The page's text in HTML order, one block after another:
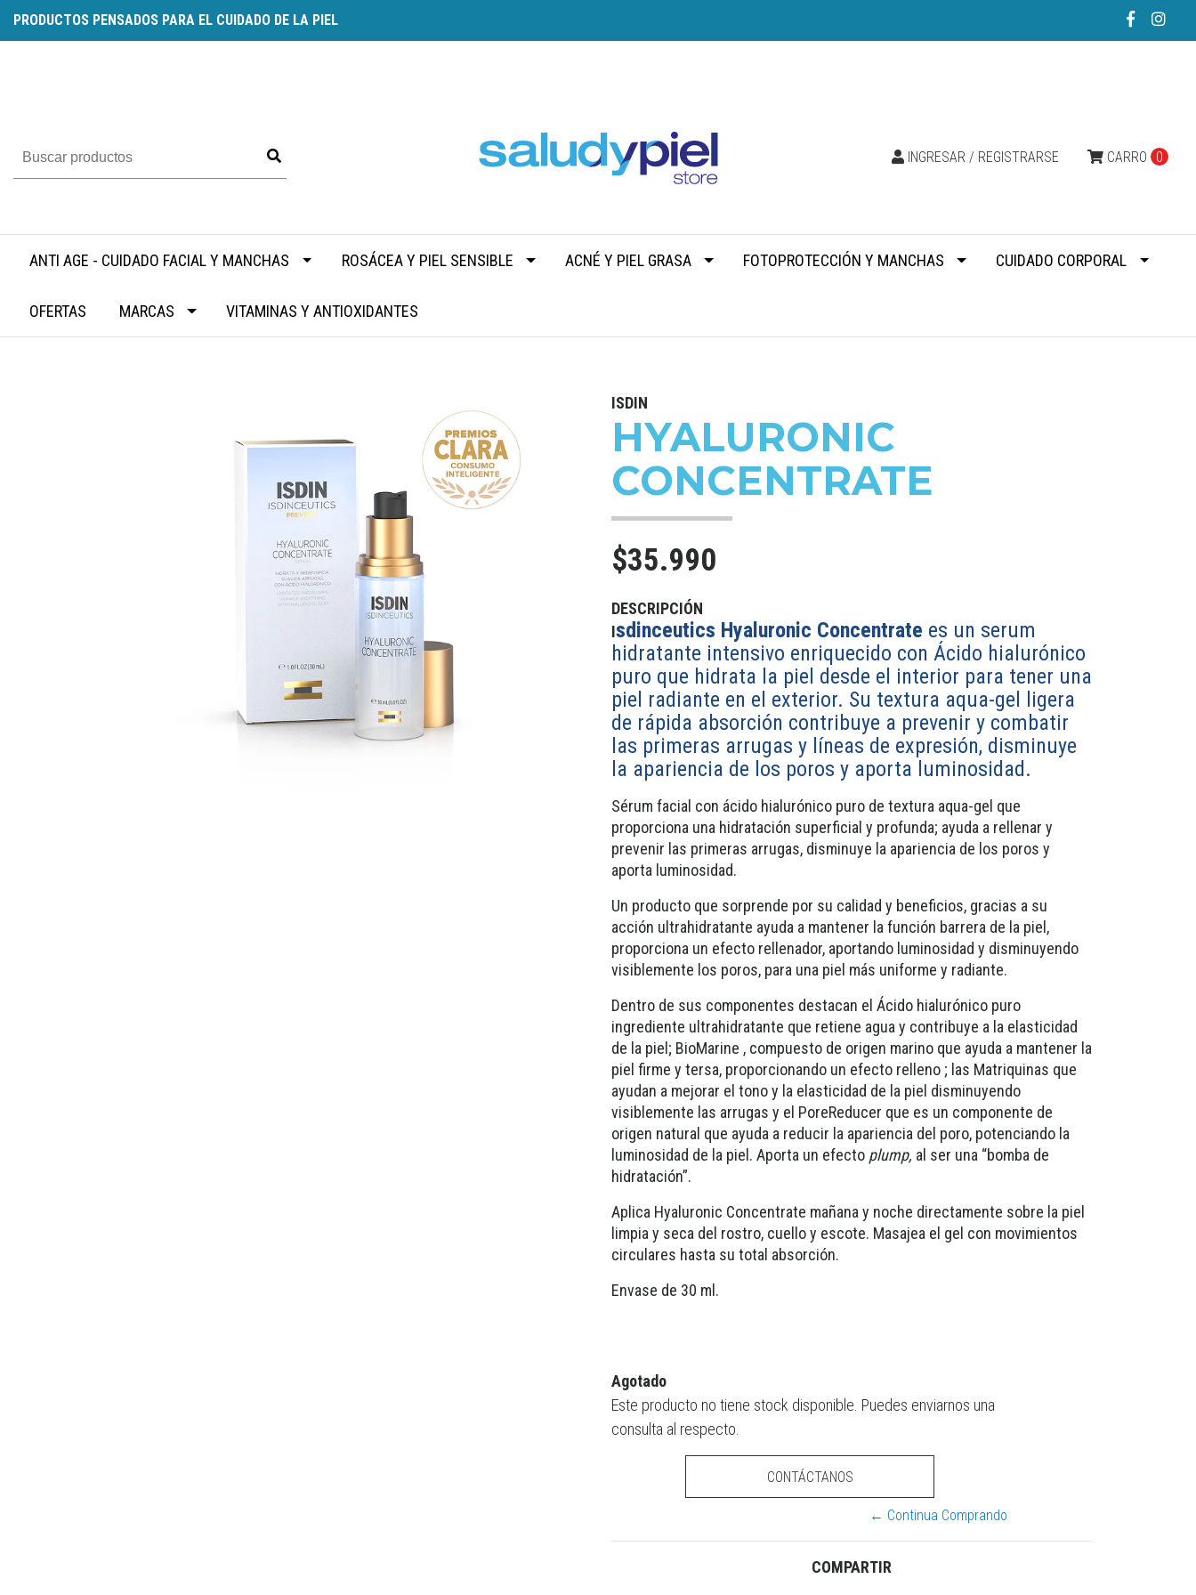
PRODUCTOS PENSADOS PARA EL CUIDADO DE LA PIEL
CARRO 0
INGRESAR / REGISTRARSE
ANTI AGE - CUIDADO FACIAL Y MANCHAS ROSÁCEA Y PIEL SENSIBLE ACNÉ Y PIEL GRASA FOTOPROTECCIÓN Y MANCHAS CUIDADO CORPORAL
OFERTAS MARCAS VITAMINAS Y ANTIOXIDANTES
ISDIN
HYALURONIC
CONCENTRATE
$35.990
DESCRIPCIÓN
Isdinceutics Hyaluronic Concentrate es un serum
hidratante intensivo enriquecido con Ácido hialurónico
puro que hidrata la piel desde el interior para tener una
piel radiante en el exterior. Su textura aqua-gel ligera
de rápida absorción contribuye a prevenir y combatir
las primeras arrugas y líneas de expresión, disminuye
la apariencia de los poros y aporta luminosidad.
Sérum facial con ácido hialurónico puro de textura aqua-gel que
proporciona una hidratación superficial y profunda; ayuda a rellenar y
prevenir las primeras arrugas, disminuye la apariencia de los poros y
aporta luminosidad.
Un producto que sorprende por su calidad y beneficios, gracias a su
acción ultrahidratante ayuda a mantener la función barrera de la piel,
proporciona un efecto rellenador, aportando luminosidad y disminuyendo
visiblemente los poros, para una piel más uniforme y radiante.
Dentro de sus componentes destacan el Ácido hialurónico puro
ingrediente ultrahidratante que retiene agua y contribuye a la elasticidad
de la piel; BioMarine , compuesto de origen marino que ayuda a mantener la
piel firme y tersa, proporcionando un efecto relleno ; las Matriquinas que
ayudan a mejorar el tono y la elasticidad de la piel disminuyendo
visiblemente las arrugas y el PoreReducer que es un componente de
origen natural que ayuda a reducir la apariencia del poro, potenciando la
luminosidad de la piel. Aporta un efecto plump, al ser una “bomba de
hidratación”.
Aplica Hyaluronic Concentrate mañana y noche directamente sobre la piel
limpia y seca del rostro, cuello y escote. Masajea el gel con movimientos
circulares hasta su total absorción.
Envase de 30 ml.
Agotado
Este producto no tiene stock disponible. Puedes enviarnos una
consulta al respecto.
CONTÁCTANOS
← Continua Comprando
COMPARTIR